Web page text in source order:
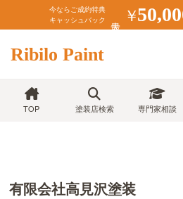
今ならご成約特典
キャッシュバック
￥
Ribilo Paint
TOP 塗装店検索 専門家相談
有限会社高見沢塗装